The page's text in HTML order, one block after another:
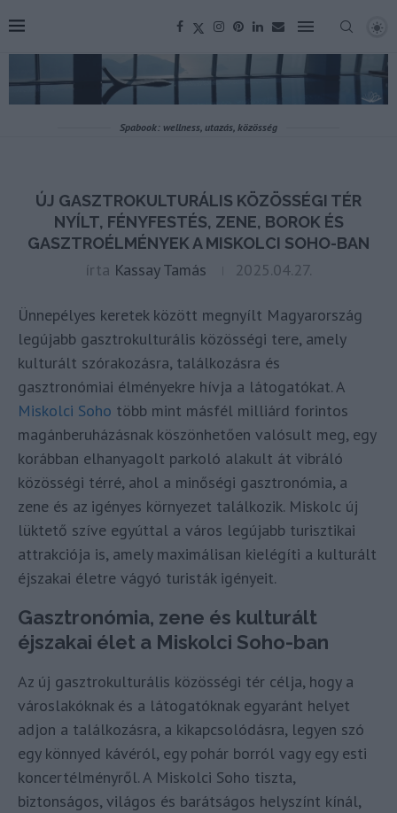
Spabook: wellness, utazás, közösség
ÚJ GASZTROKULTURÁLIS KÖZÖSSÉGI TÉR
NYÍLT, FÉNYFESTÉS, ZENE, BOROK ÉS
GASZTROÉLMÉNYEK A MISKOLCI SOHO-BAN
írta Kassay Tamás 2025.04.27.
Ünnepélyes keretek között megnyílt Magyarország
legújabb gasztrokulturális közösségi tere, amely
kulturált szórakozásra, találkozásra és
gasztronómiai élményekre hívja a látogatókat. A
Miskolci Soho több mint másfél milliárd forintos
magánberuházásnak köszönhetően valósult meg, egy
korábban elhanyagolt parkoló alakult át vibráló
közösségi térré, ahol a minőségi gasztronómia, a
zene és az igényes környezet találkozik. Miskolc új
lüktető szíve egyúttal a város legújabb turisztikai
attrakciója is, amely maximálisan kielégíti a kulturált
éjszakai életre vágyó turisták igényeit.
Gasztronómia, zene és kulturált
éjszakai élet a Miskolci Soho-ban
Az új gasztrokulturális közösségi tér célja, hogy a
városlakóknak és a látogatóknak egyaránt helyet
adjon a találkozásra, a kikapcsolódásra, legyen szó
egy könnyed kávéról, egy pohár borról vagy egy esti
koncertélményről. A Miskolci Soho tiszta,
biztonságos, világos és barátságos helyszínt kínál,